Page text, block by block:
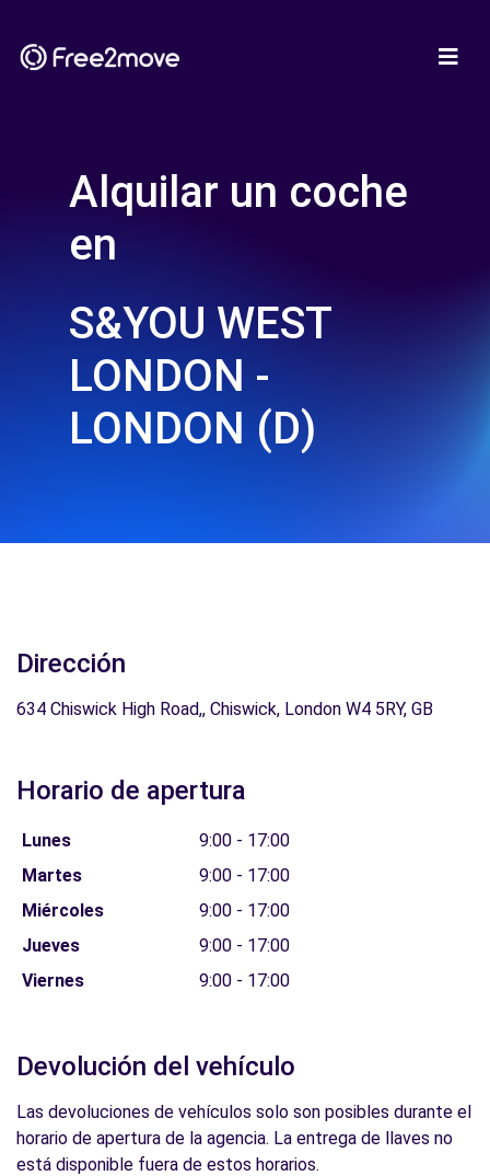
Alquilar un coche
en
S&YOU WEST
LONDON -
LONDON (D)
Dirección
634 Chiswick High Road,, Chiswick, London W4 5RY, GB
Horario de apertura
Lunes
9:00 - 17:00
Martes
9:00 - 17:00
Miércoles
9:00 - 17:00
Jueves
9:00 - 17:00
Viernes
9:00 - 17:00
Devolución del vehículo
Las devoluciones de vehículos solo son posibles durante el
horario de apertura de la agencia. La entrega de llaves no
está disponible fuera de estos horarios.